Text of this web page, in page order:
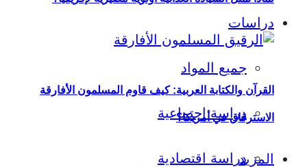
دراسات
جميع المواد
دراسة اجتماعية
دراسة اقتصادية
القرآن والكتابة العربية: كيف قاوم المسلمون الأفارقة
الاسترقاق في أمريكا؟
المزيد